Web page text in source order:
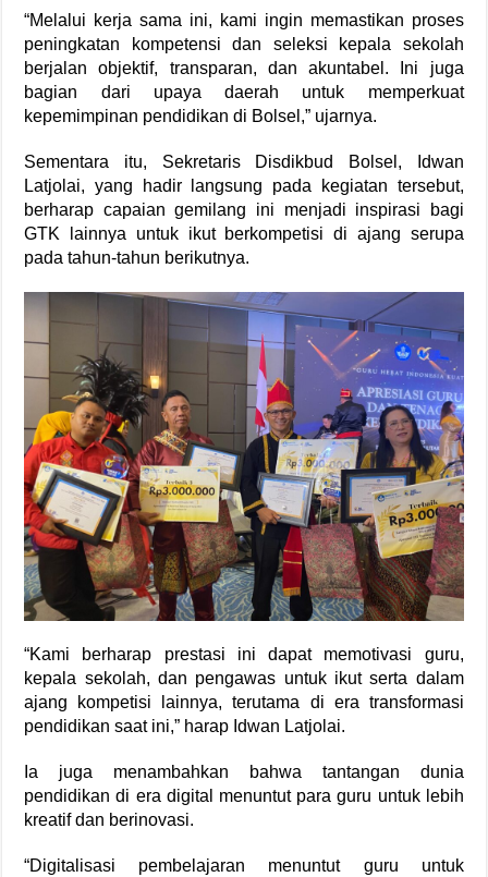
“Melalui kerja sama ini, kami ingin memastikan proses
peningkatan kompetensi dan seleksi kepala sekolah
berjalan objektif, transparan, dan akuntabel. Ini juga
bagian dari upaya daerah untuk memperkuat
kepemimpinan pendidikan di Bolsel,” ujarnya.
Sementara itu, Sekretaris Disdikbud Bolsel, Idwan
Latjolai, yang hadir langsung pada kegiatan tersebut,
berharap capaian gemilang ini menjadi inspirasi bagi
GTK lainnya untuk ikut berkompetisi di ajang serupa
pada tahun-tahun berikutnya.
“Kami berharap prestasi ini dapat memotivasi guru,
kepala sekolah, dan pengawas untuk ikut serta dalam
ajang kompetisi lainnya, terutama di era transformasi
pendidikan saat ini,” harap Idwan Latjolai.
Ia juga menambahkan bahwa tantangan dunia
pendidikan di era digital menuntut para guru untuk lebih
kreatif dan berinovasi.
“Digitalisasi pembelajaran menuntut guru untuk